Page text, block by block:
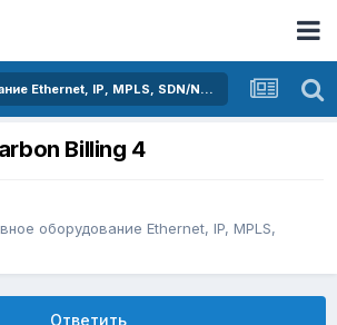
Активное оборудование Ethernet, IP, MPLS, SDN/NFV...
Billing 4
оборудование Ethernet, IP, MPLS,
Ответить